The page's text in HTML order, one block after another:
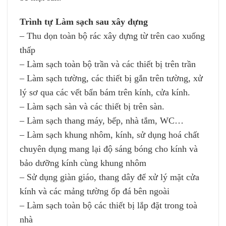
Trình tự Làm sạch sau xây dựng
– Thu dọn toàn bộ rác xây dựng từ trên cao xuống
thấp
– Làm sạch toàn bộ trần và các thiết bị trên trần
– Làm sạch tường, các thiết bị gắn trên tường, xử
lý sơ qua các vết bẩn bám trên kính, cửa kính.
– Làm sạch sàn và các thiết bị trên sàn.
– Làm sạch thang máy, bếp, nhà tắm, WC…
– Làm sạch khung nhôm, kính, sử dụng hoá chất
chuyên dụng mang lại độ sáng bóng cho kính và
bảo dưỡng kính cùng khung nhôm
– Sử dụng giàn giáo, thang dây để xử lý mặt cửa
kính và các mảng tường ốp đá bên ngoài
– Làm sạch toàn bộ các thiết bị lắp đặt trong toà
nhà